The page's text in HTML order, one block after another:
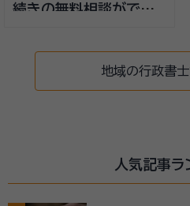
続きの無料相談ができ
地域の行政書
人気記事ラ